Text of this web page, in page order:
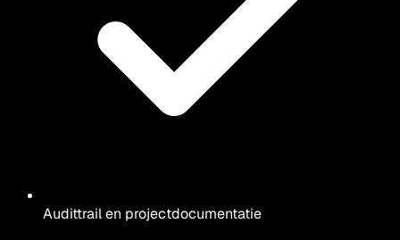
Audittrail en projectdocumentatie